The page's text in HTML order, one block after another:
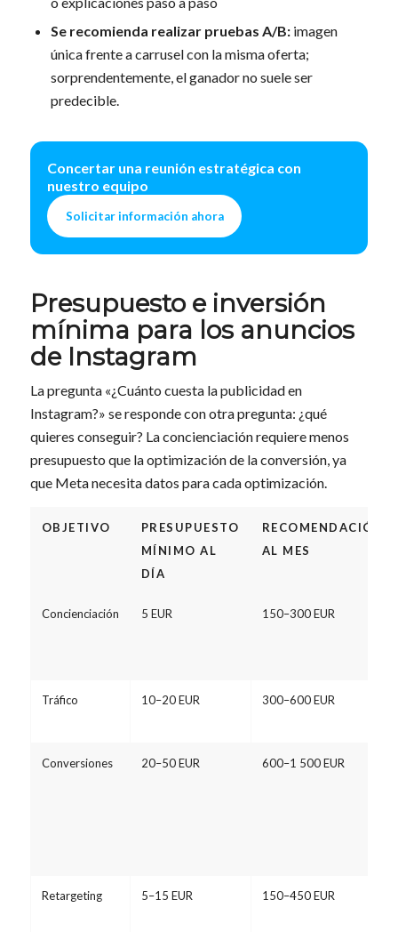
Se recomienda realizar pruebas A/B:imagen
única frente a carrusel con la misma oferta;
sorprendentemente, el ganador no suele ser
predecible.
Concertar una reunión estratégica con
nuestro equipo
Solicitar información ahora
Presupuesto e inversión
mínima para los anuncios
de Instagram
La pregunta «¿Cuánto cuesta la publicidad en
Instagram?» se responde con otra pregunta: ¿qué
quieres conseguir? La concienciación requiere menos
presupuesto que la optimización de la conversión, ya
que Meta necesita datos para cada optimización.
OBJETIVO
PRESUPUESTO
MÍNIMO AL
DÍA
RECOMENDACIÓN
AL MES
Concienciación 5 EUR 150–300 EUR
Tráfico 10–20 EUR 300–600 EUR
Conversiones 20–50 EUR 600–1 500 EUR
Retargeting 5–15 EUR 150–450 EUR